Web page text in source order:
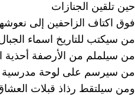
حين تلقين الجنازات
فوق اكتاف الزاحفين إلى
من سيكتب للتاريخ اسماء
من سيلملم من الأرصفة أحذية
من سيرسم على لوحة مدرسية
ومن سيلتقط رذاذ قبلات